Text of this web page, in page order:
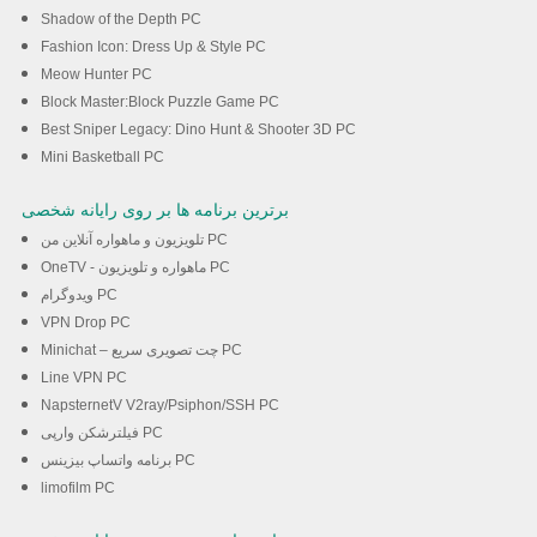
Shadow of the Depth PC
Fashion Icon: Dress Up & Style PC
Meow Hunter PC
Block Master:Block Puzzle Game PC
Best Sniper Legacy: Dino Hunt & Shooter 3D PC
Mini Basketball PC
برترین برنامه ها بر روی رایانه شخصی
تلویزیون و ماهواره آنلاین من PC
OneTV - ماهواره و تلویزیون PC
ویدوگرام PC
VPN Drop PC
Minichat – چت تصویری سریع PC
Line VPN PC
NapsternetV V2ray/Psiphon/SSH PC
فیلترشکن وارپی PC
برنامه واتساپ بیزینس PC
limofilm PC